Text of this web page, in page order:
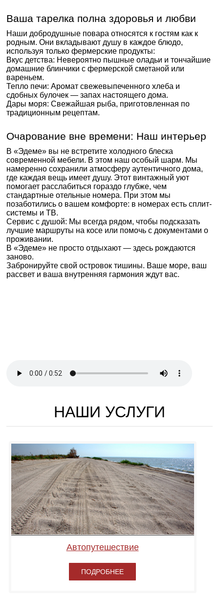
Ваша тарелка полна здоровья и любви
Наши добродушные повара относятся к гостям как к
родным. Они вкладывают душу в каждое блюдо,
используя только фермерские продукты:
Вкус детства: Невероятно пышные оладьи и тончайшие
домашние блинчики с фермерской сметаной или
вареньем.
Тепло печи: Аромат свежевыпеченного хлеба и
сдобных булочек — запах настоящего дома.
Дары моря: Свежайшая рыба, приготовленная по
традиционным рецептам.
Очарование вне времени: Наш интерьер
В «Эдеме» вы не встретите холодного блеска
современной мебели. В этом наш особый шарм. Мы
намеренно сохранили атмосферу аутентичного дома,
где каждая вещь имеет душу. Этот винтажный уют
помогает расслабиться гораздо глубже, чем
стандартные отельные номера. При этом мы
позаботились о вашем комфорте: в номерах есть сплит-
системы и ТВ.
Сервис с душой: Мы всегда рядом, чтобы подсказать
лучшие маршруты на косе или помочь с документами о
проживании.
В «Эдеме» не просто отдыхают — здесь рождаются
заново.
Забронируйте свой островок тишины. Ваше море, ваш
рассвет и ваша внутренняя гармония ждут вас.
НАШИ УСЛУГИ
Автопутешествие
ПОДРОБНЕЕ